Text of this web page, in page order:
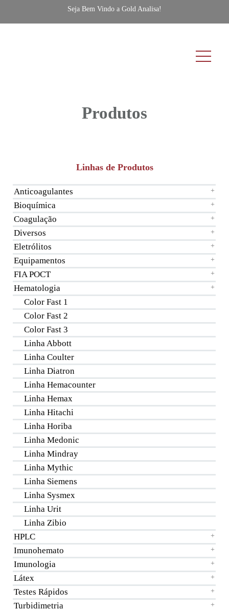
Seja Bem Vindo a Gold Analisa!
Produtos
Linhas de Produtos
Anticoagulantes +
Bioquímica +
Coagulação +
Diversos +
Eletrólitos +
Equipamentos +
FIA POCT +
Hematologia +
Color Fast 1
Color Fast 2
Color Fast 3
Linha Abbott
Linha Coulter
Linha Diatron
Linha Hemacounter
Linha Hemax
Linha Hitachi
Linha Horiba
Linha Medonic
Linha Mindray
Linha Mythic
Linha Siemens
Linha Sysmex
Linha Urit
Linha Zibio
HPLC
+
Imunohemato +
Imunologia +
Látex +
Testes Rápidos +
Turbidimetria +